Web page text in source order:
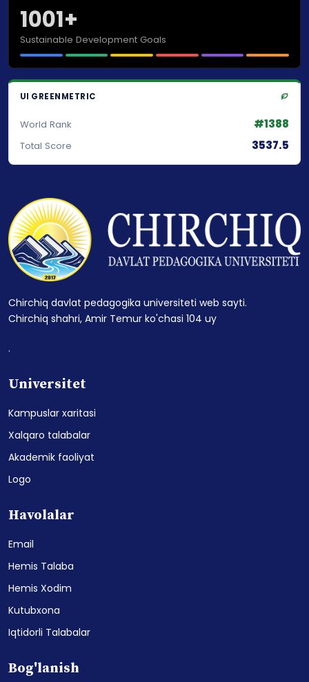
1001+
Sustainable Development Goals
UI GREENMETRIC
World Rank #1388
Total Score 3537.5
Chirchiq davlat pedagogika universiteti web sayti.
Chirchiq shahri, Amir Temur ko'chasi 104 uy
.
Universitet
Kampuslar xaritasi
Xalqaro talabalar
Akademik faoliyat
Logo
Havolalar
Email
Hemis Talaba
Hemis Xodim
Kutubxona
Iqtidorli Talabalar
Bog'lanish